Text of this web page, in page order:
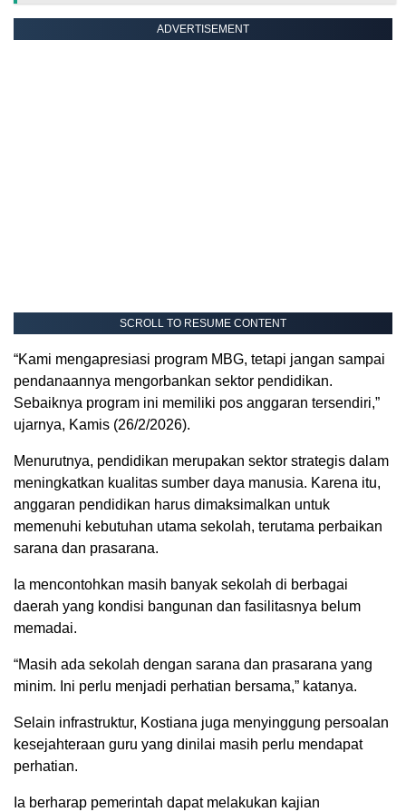
ADVERTISEMENT
SCROLL TO RESUME CONTENT
“Kami mengapresiasi program MBG, tetapi jangan sampai
pendanaannya mengorbankan sektor pendidikan.
Sebaiknya program ini memiliki pos anggaran tersendiri,”
ujarnya, Kamis (26/2/2026).
Menurutnya, pendidikan merupakan sektor strategis dalam
meningkatkan kualitas sumber daya manusia. Karena itu,
anggaran pendidikan harus dimaksimalkan untuk
memenuhi kebutuhan utama sekolah, terutama perbaikan
sarana dan prasarana.
Ia mencontohkan masih banyak sekolah di berbagai
daerah yang kondisi bangunan dan fasilitasnya belum
memadai.
“Masih ada sekolah dengan sarana dan prasarana yang
minim. Ini perlu menjadi perhatian bersama,” katanya.
Selain infrastruktur, Kostiana juga menyinggung persoalan
kesejahteraan guru yang dinilai masih perlu mendapat
perhatian.
Ia berharap pemerintah dapat melakukan kajian